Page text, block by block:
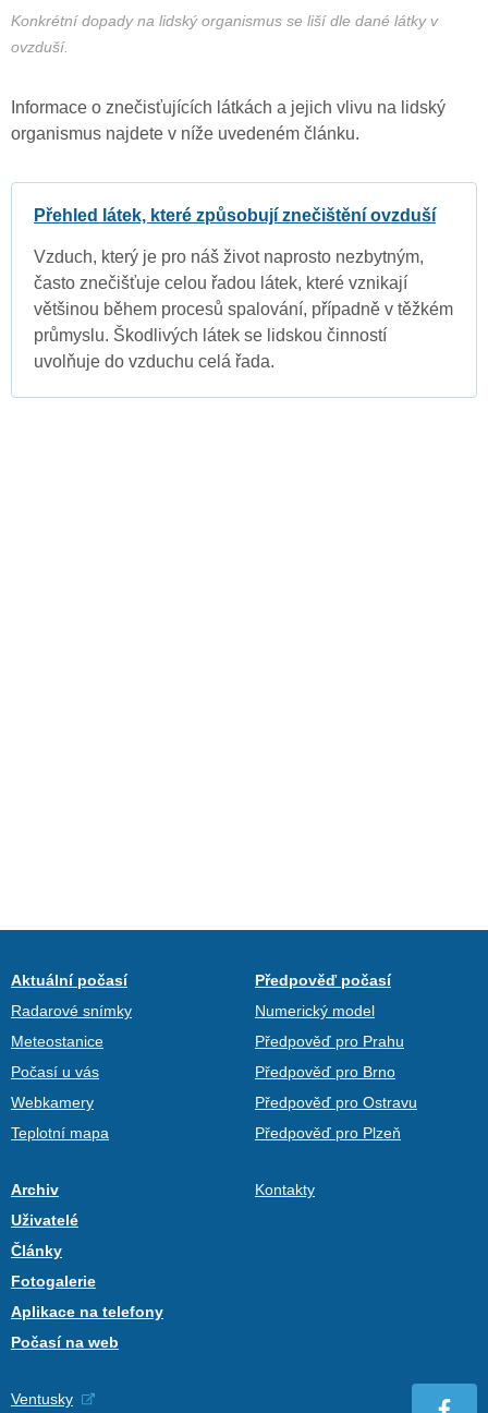
Konkrétní dopady na lidský organismus se liší dle dané látky v
ovzduší.
Informace o znečisťujících látkách a jejich vlivu na lidský
organismus najdete v níže uvedeném článku.
Přehled látek, které způsobují znečištění ovzduší
Vzduch, který je pro náš život naprosto nezbytným,
často znečišťuje celou řadou látek, které vznikají
většinou během procesů spalování, případně v těžkém
průmyslu. Škodlivých látek se lidskou činností
uvolňuje do vzduchu celá řada.
Aktuální počasí
Radarové snímky
Meteostanice
Počasí u vás
Webkamery
Teplotní mapa
Předpověď počasí
Numerický model
Předpověď pro Prahu
Předpověď pro Brno
Předpověď pro Ostravu
Předpověď pro Plzeň
Archiv
Uživatelé
Články
Fotogalerie
Aplikace na telefony
Počasí na web
Kontakty
Ventusky